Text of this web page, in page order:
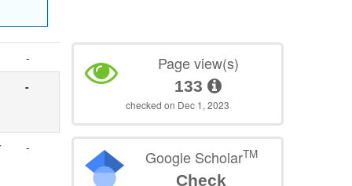
-
-
-
Page view(s)
133
checked on Dec 1, 2023
Google ScholarTM
Check